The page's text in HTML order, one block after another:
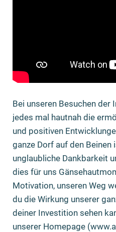
Bei unseren Besuchen der
jedes mal hautnah die
und positiven
ganze Dorf auf den Beinen
unglaubliche Dankbarkeit
dies für uns
Motivation, unseren Weg
du die Wirkung unserer
deiner Investition sehen
unserer Homepage